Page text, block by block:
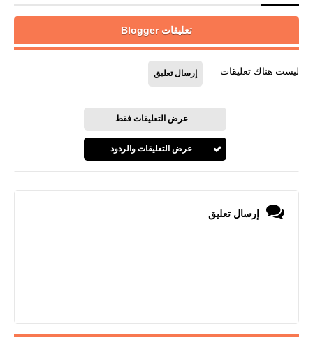
تعليقات Blogger
ليست هناك تعليقات إرسال تعليق
عرض التعليقات فقط
عرض التعليقات والردود
إرسال تعليق